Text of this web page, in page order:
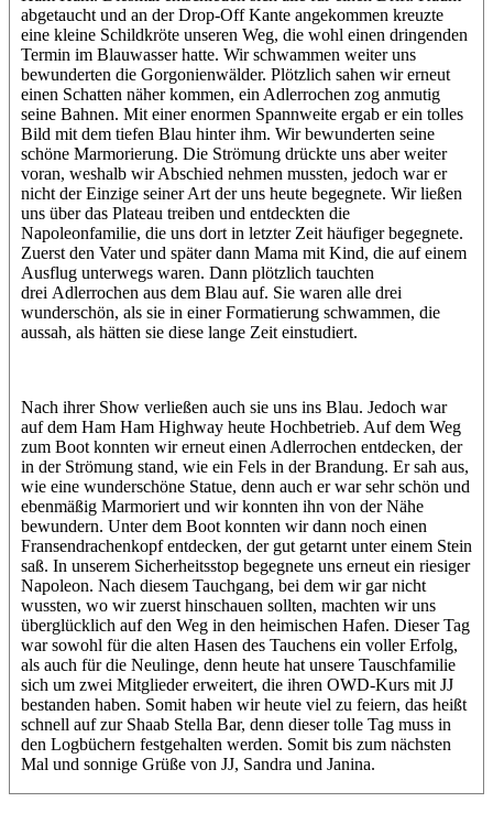
abgetaucht und an der Drop-Off Kante angekommen kreuzte
eine kleine Schildkröte unseren Weg, die wohl einen dringenden
Termin im Blauwasser hatte. Wir schwammen weiter uns
bewunderten die Gorgonienwälder. Plötzlich sahen wir erneut
einen Schatten näher kommen, ein Adlerrochen zog anmutig
seine Bahnen. Mit einer enormen Spannweite ergab er ein tolles
Bild mit dem tiefen Blau hinter ihm. Wir bewunderten seine
schöne Marmorierung. Die Strömung drückte uns aber weiter
voran, weshalb wir Abschied nehmen mussten, jedoch war er
nicht der Einzige seiner Art der uns heute begegnete. Wir ließen
uns über das Plateau treiben und entdeckten die
Napoleonfamilie, die uns dort in letzter Zeit häufiger begegnete.
Zuerst den Vater und später dann Mama mit Kind, die auf einem
Ausflug unterwegs waren. Dann plötzlich tauchten
drei Adlerrochen aus dem Blau auf. Sie waren alle drei
wunderschön, als sie in einer Formatierung schwammen, die
aussah, als hätten sie diese lange Zeit einstudiert.
Nach ihrer Show verließen auch sie uns ins Blau. Jedoch war
auf dem Ham Ham Highway heute Hochbetrieb. Auf dem Weg
zum Boot konnten wir erneut einen Adlerrochen entdecken, der
in der Strömung stand, wie ein Fels in der Brandung. Er sah aus,
wie eine wunderschöne Statue, denn auch er war sehr schön und
ebenmäßig Marmoriert und wir konnten ihn von der Nähe
bewundern. Unter dem Boot konnten wir dann noch einen
Fransendrachenkopf entdecken, der gut getarnt unter einem Stein
saß. In unserem Sicherheitsstop begegnete uns erneut ein riesiger
Napoleon. Nach diesem Tauchgang, bei dem wir gar nicht
wussten, wo wir zuerst hinschauen sollten, machten wir uns
überglücklich auf den Weg in den heimischen Hafen. Dieser Tag
war sowohl für die alten Hasen des Tauchens ein voller Erfolg,
als auch für die Neulinge, denn heute hat unsere Tauschfamilie
sich um zwei Mitglieder erweitert, die ihren OWD-Kurs mit JJ
bestanden haben. Somit haben wir heute viel zu feiern, das heißt
schnell auf zur Shaab Stella Bar, denn dieser tolle Tag muss in
den Logbüchern festgehalten werden. Somit bis zum nächsten
Mal und sonnige Grüße von JJ, Sandra und Janina.